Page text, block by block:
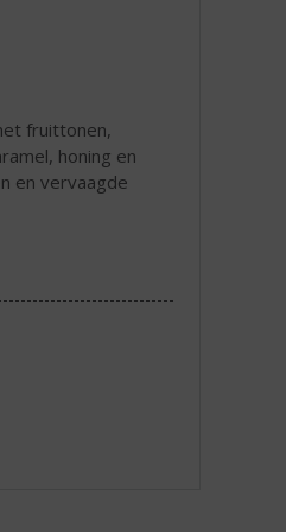
fruittonen,
honing en
en vervaagde